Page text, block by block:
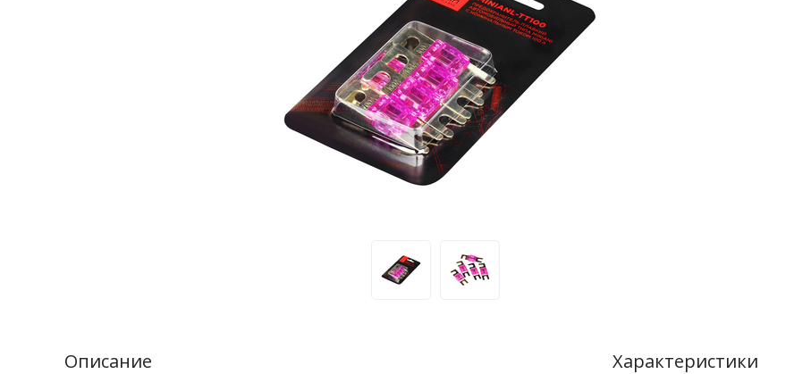
Описание Характеристики